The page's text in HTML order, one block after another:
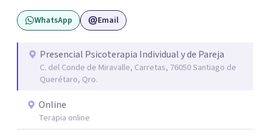
WhatsApp Email
Presencial Psicoterapia Individual y de Pareja
C. del Conde de Miravalle, Carretas, 76050 Santiago de
Querétaro, Qro.
Online
Terapia online